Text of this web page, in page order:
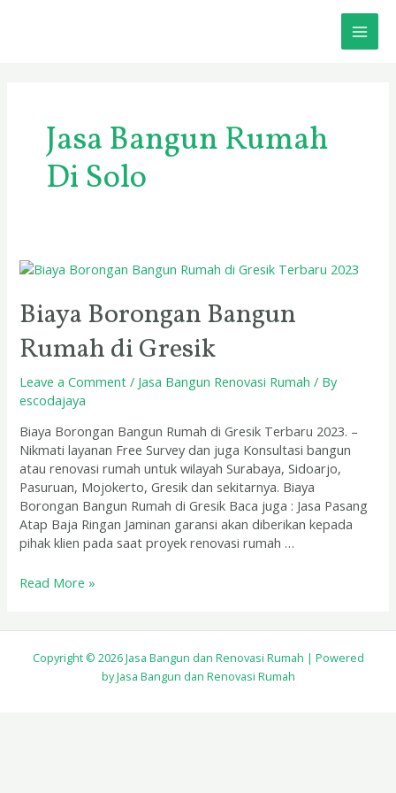
Jasa Bangun Rumah
Di Solo
Biaya Borongan Bangun
Rumah di Gresik
Leave a Comment / Jasa Bangun Renovasi Rumah / By
escodajaya
Biaya Borongan Bangun Rumah di Gresik Terbaru 2023. –
Nikmati layanan Free Survey dan juga Konsultasi bangun
atau renovasi rumah untuk wilayah Surabaya, Sidoarjo,
Pasuruan, Mojokerto, Gresik dan sekitarnya. Biaya
Borongan Bangun Rumah di Gresik Baca juga : Jasa Pasang
Atap Baja Ringan Jaminan garansi akan diberikan kepada
pihak klien pada saat proyek renovasi rumah …
Biaya
Bangun
Rumah
di
Gresik
Read More »
Copyright © 2026 Jasa Bangun dan Renovasi Rumah | Powered
by Jasa Bangun dan Renovasi Rumah